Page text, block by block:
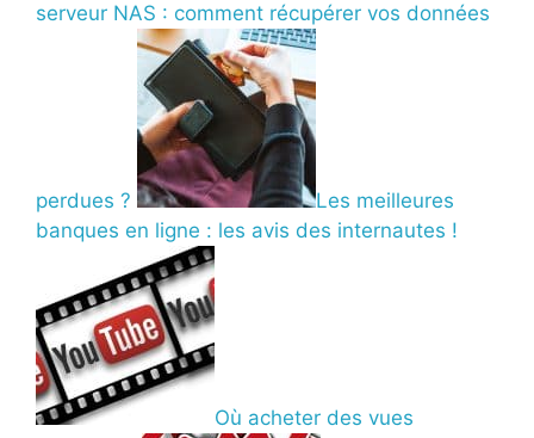
serveur NAS : comment récupérer vos données
perdues ?
Les meilleures
banques en ligne : les avis des internautes !
Où acheter des vues